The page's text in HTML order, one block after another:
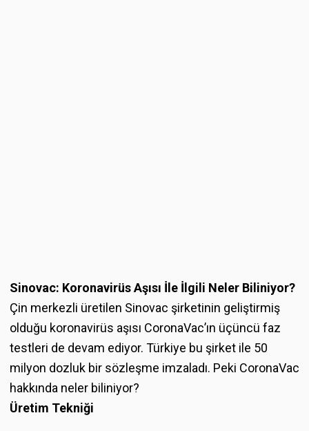
Sinovac: Koronavirüs Aşısı İle İlgili Neler Biliniyor?
Çin merkezli üretilen Sinovac şirketinin geliştirmiş
olduğu koronavirüs aşısı CoronaVac’ın üçüncü faz
testleri de devam ediyor. Türkiye bu şirket ile 50
milyon dozluk bir sözleşme imzaladı. Peki CoronaVac
hakkında neler biliniyor?
Üretim Tekniği